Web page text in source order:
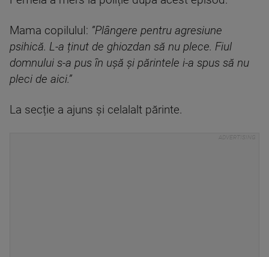
Mama copiluluI: ”Plângere pentru agresiune
psihică. L-a ținut de ghiozdan să nu plece. Fiul
domnului s-a pus în ușă și părintele i-a spus să nu
pleci de aici.”
La secție a ajuns și celalalt părinte.